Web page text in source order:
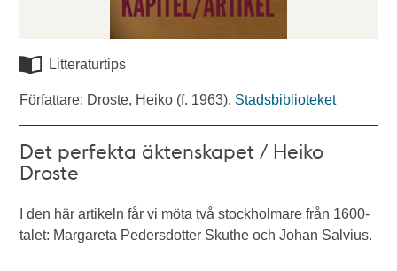
Litteraturtips
Författare: Droste, Heiko (f. 1963). Stadsbiblioteket
Det perfekta äktenskapet / Heiko
Droste
I den här artikeln får vi möta två stockholmare från 1600-
talet: Margareta Pedersdotter Skuthe och Johan Salvius.